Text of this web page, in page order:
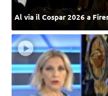
Al via il Cospar 2026 a